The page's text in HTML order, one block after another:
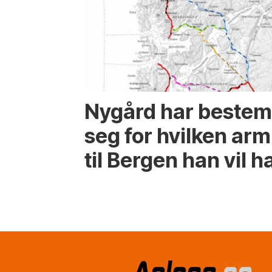
Nygård har
seg for hvilken arm
til Bergen han vil